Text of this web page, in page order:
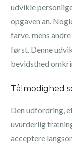
udvikle
opgaven an.
farve, mens
først. Denne
bevidsthed
Tålmodighed
Den udfordring,
uvurderlig
acceptere